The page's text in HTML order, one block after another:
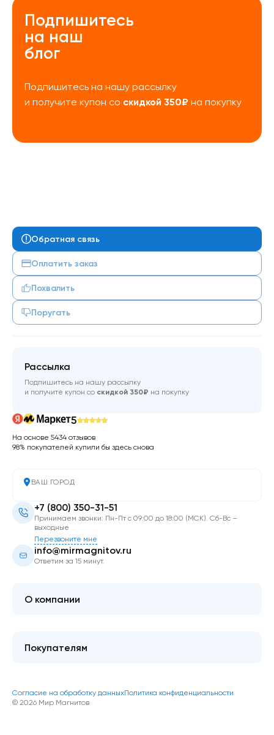
Подпишитесь
на наш
блог
Подпишитесь на нашу рассылку
и получите купон со скидкой 350₽ на покупку
Обратная связь
Оплатить заказ
Похвалить
Поругать
ВАШ ГОРОД
+7 (800) 350-31-51
Принимаем звонки: Пн-Пт с 09:00 до 18:00 (МСК). Сб-Вс –
выходные
Перезвоните мне
info@mirmagnitov.ru
Ответим за 15 минут.
Покупателям
Доставка и оплата
О компании
Как оформить покупку
Рассылка
Подпишитесь на нашу рассылку
и получите купон со скидкой 350₽ на покупку
5
На основе 5434 отзывов
98% покупателей купили бы здесь снова
© 2026 Мир Магнитов
Согласие на обработку данныхПолитика конфиденциальности